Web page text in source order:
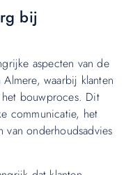
bij
aspecten van de
waarbij klanten
bouwproces. Dit
communicatie, het
van onderhoudsadvies